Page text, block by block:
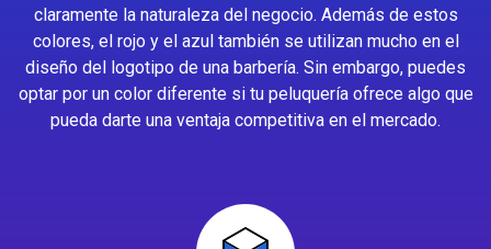
claramente la naturaleza del negocio. Además de estos
colores, el rojo y el azul también se utilizan mucho en el
diseño del logotipo de una barbería. Sin embargo, puedes
optar por un color diferente si tu peluquería ofrece algo que
pueda darte una ventaja competitiva en el mercado.